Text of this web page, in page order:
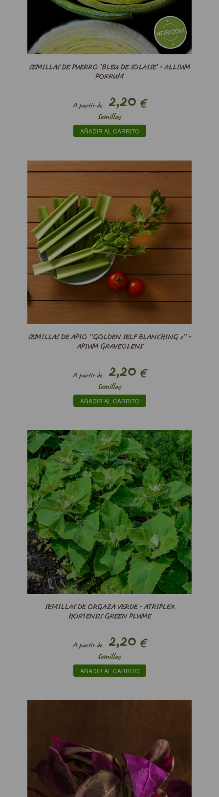
SEMILLAS DE PUERRO ’BLEU DE SOLAISE’ - ALLIUM
PORRUM
A partir de2,20 €
Semillas
AÑADIR AL CARRITO
SEMILLAS DE APIO ’’GOLDEN SELF BLANCHING 2’’ -
APIUM GRAVEOLENS
A partir de2,20 €
Semillas
AÑADIR AL CARRITO
SEMILLAS DE ORGAZA VERDE - ATRIPLEX
HORTENSIS GREEN PLUME
A partir de2,20 €
Semillas
AÑADIR AL CARRITO